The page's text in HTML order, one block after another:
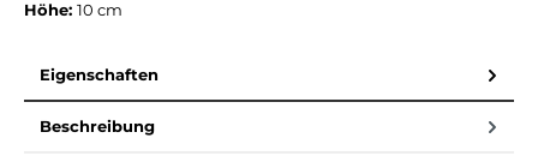
Höhe: 10 cm
Eigenschaften
Beschreibung